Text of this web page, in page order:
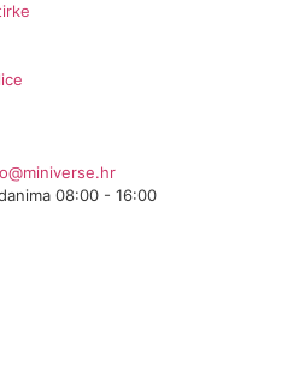
08:00 - 16:00